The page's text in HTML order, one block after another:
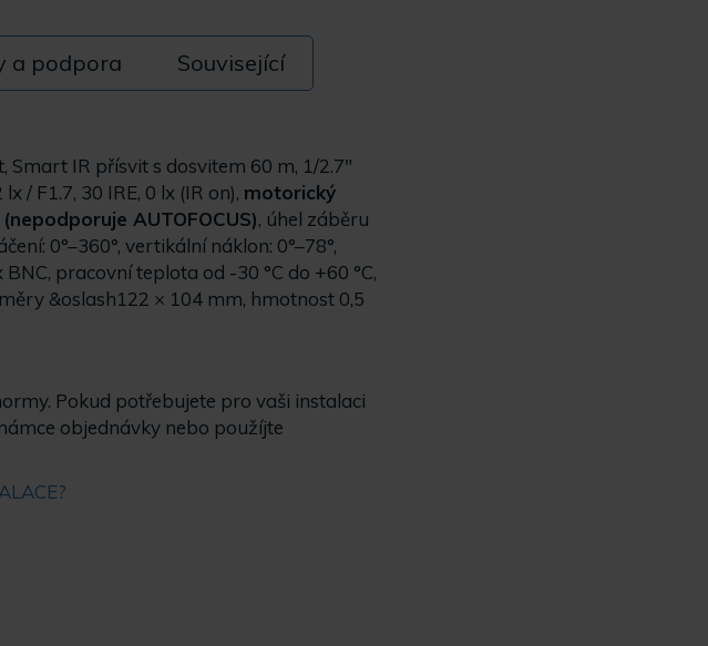
a podpora Související
Smart IR přísvit s dosvitem 60 m, 1/2.7"
/ F1.7, 30 IRE, 0 lx (IR on), motorický
AUTOFOCUS), úhel záběru
0°–360°, vertikální náklon: 0°–78°,
pracovní teplota od -30 °C do +60 °C,
&oslash122 × 104 mm, hmotnost 0,5
Pokud potřebujete pro vaši instalaci
objednávky nebo použíjte